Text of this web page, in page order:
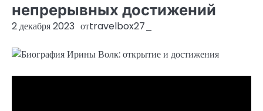
непрерывных достижений
2 декабря 2023 отtravelbox27_